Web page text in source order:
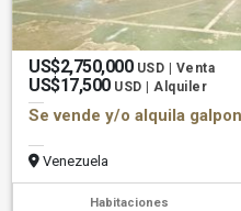
US$2,750,000 USD | Venta
US$17,500 USD | Alquiler
Se vende y/o alquila
Venezuela
Habitaciones